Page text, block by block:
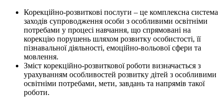
Корекційно-розвиткові послуги – це комплексна система
заходів супроводження особи з особливими освітніми
потребами у процесі навчання, що спрямовані на
корекцію порушень шляхом розвитку особистості, її
пізнавальної діяльності, емоційно-вольової сфери та
мовлення.
Зміст корекційно-розвиткової роботи визначається з
урахуванням особливостей розвитку дітей з особливими
освітніми потребами, мети, завдань та напрямів такої
роботи.